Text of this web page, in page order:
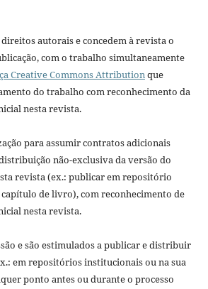
autorais e concedem à revista o
com o trabalho simultaneamente
Creative Commons Attributionque
do trabalho com reconhecimento da
nesta revista.
para assumir contratos adicionais
não-exclusiva da versão do
revista (ex.: publicar em repositório
de livro), com reconhecimento de
nesta revista.
e são estimulados a publicar e distribuir
em repositórios institucionais ou na sua
ponto antes ou durante o processo